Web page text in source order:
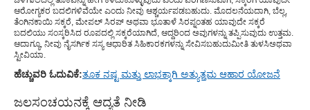
ಆರೋಗ್ಯಕರ ಬದಲಿಗಳಿವೆಯೇ ಎಂದು ನೀವು ಆಶ್ಚರ್ಯಪಡಬಹುದು. ಮೊದಲನೆಯದಾಗಿ, ಬೆಲ್ಲ,
ತೆಂಗಿನಕಾಯಿ ಸಕ್ಕರೆ, ಮೇಪಲ್ ಸಿರಪ್ ಅಥವಾ ಭೂತಾಳೆ ಸಿರಪ್ನಂತಹ ಯಾವುದೇ ಸಕ್ಕರೆ
ಬದಲಿಯು ಸಂಸ್ಕರಿಸಿದ ರೂಪದಲ್ಲಿ ಸಕ್ಕರೆಯಾಗಿದೆ, ಆದ್ದರಿಂದ ಅವುಗಳನ್ನು ತಪ್ಪಿಸುವುದು ಉತ್ತಮ.
ಆದಾಗ್ಯೂ, ನೀವು ನೈಸರ್ಗಿಕ ಸಸ್ಯ ಆಧಾರಿತ ಸಿಹಿಕಾರಕಗಳನ್ನು ಸೇವಿಸಬಹುದುಮೀತಿ ತುಳಸಿಅಥವಾ
ಸ್ಟೀವಿಯಾ.
ಹೆಚ್ಚುವರಿ ಓದುವಿಕೆ:ತೂಕ ನಷ್ಟ ಮತ್ತು ಲಾಭಕ್ಕಾಗಿ ಅತ್ಯುತ್ತಮ ಆಹಾರ ಯೋಜನೆ
ಜಲಸಂಚಯನಕ್ಕೆ ಆದ್ಯತೆ ನೀಡಿ